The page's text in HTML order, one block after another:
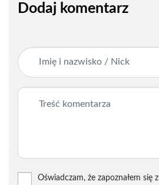
Dodaj komentarz
Oświadczam, że zapoznałem się z